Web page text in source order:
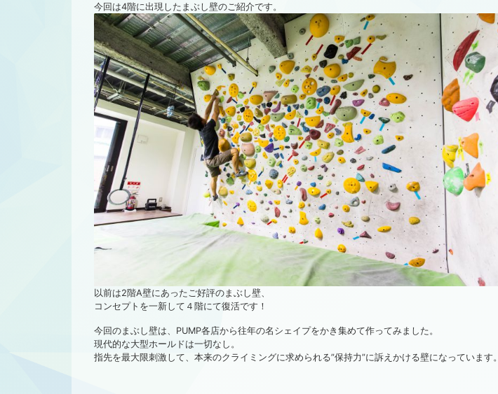
今回は4階に出現したまぶし壁のご紹介です。
以前は2階A壁にあったご好評のまぶし壁、
コンセプトを一新して４階にて復活です！
今回のまぶし壁は、PUMP各店から往年の名シェイプをかき集めて作ってみました。
現代的な大型ホールドは一切なし。
指先を最大限刺激して、本来のクライミングに求められる”保持力”に訴えかける壁になっています。